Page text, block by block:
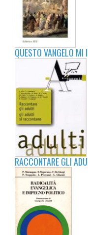
QUESTO VANGELO MI
RACCONTARE GLI